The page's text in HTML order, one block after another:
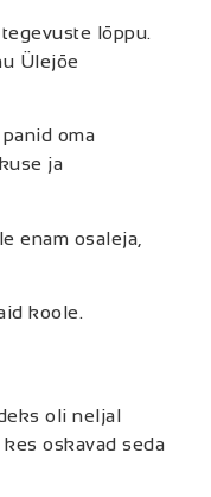
lõppu.
Ülejõe
oma
ja
enam osaleja,
koole.
oli neljal
oskavad seda